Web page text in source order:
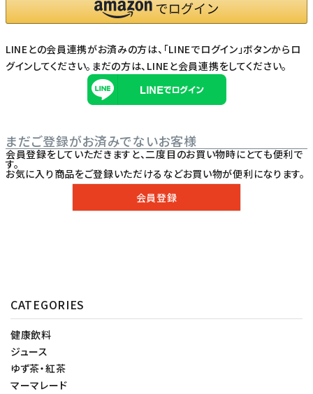
LINEとの会員連携がお済みの方は、「LINEでログイン」ボタンからロ
グインしてください。まだの方は、 LINEと会員連携をしてください。
まだご登録がお済みでないお客様
会員登録をしていただきますと、二度目のお買い物時にとても便利で
す。
お気に入り商品をご登録いただけるなどお買い物が便利になります。
会員登録
CATEGORIES
健康飲料
ジュース
ゆず茶・紅茶
マーマレード